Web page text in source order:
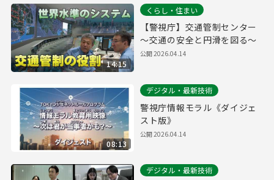
14:15
くらし・住まい
【警視庁】交通管制センター
～交通の安全と円滑を図る～
公開2026.04.14
08:13
デジタル・最新技術
警視庁情報モラル《ダイジェ
スト版》
公開2026.04.14
デジタル・最新技術